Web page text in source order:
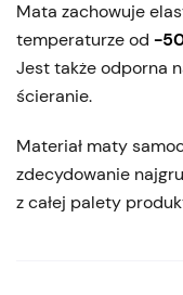
Mata zachowuje
temperaturze od -
Jest także odporna
ścieranie.
Materiał maty
zdecydowanie
z całej palety